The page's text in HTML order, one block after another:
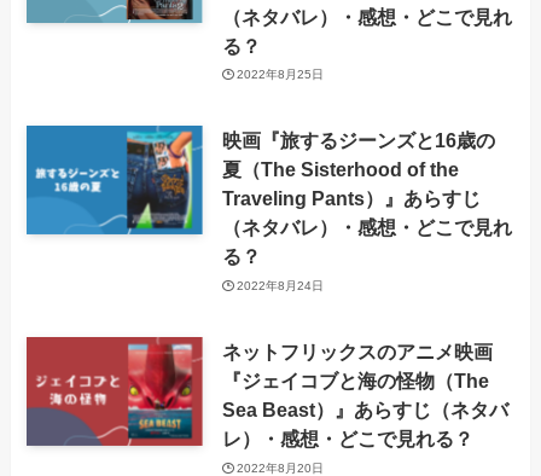
（ネタバレ）・感想・どこで見れ
る？
2022年8月25日
映画『旅するジーンズと16歳の
夏（The Sisterhood of the
Traveling Pants）』あらすじ
（ネタバレ）・感想・どこで見れ
る？
2022年8月24日
ネットフリックスのアニメ映画
『ジェイコブと海の怪物（The
Sea Beast）』あらすじ（ネタバ
レ）・感想・どこで見れる？
2022年8月20日